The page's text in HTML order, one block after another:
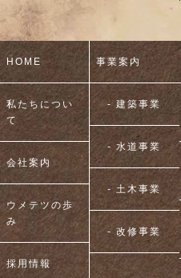
HOME
私たちについ
て
会社案内
ウメテツの歩
み
採用情報
事業案内
- 建築事業
- 水道事業
- 土木事業
- 改修事業